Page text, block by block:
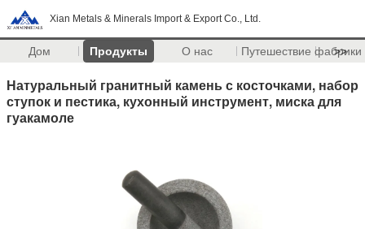
Xian Metals & Minerals Import & Export Co., Ltd.
Дом Продукты О нас Путешествие фабрики
>>
Натуральный гранитный камень с косточками, набор
ступок и пестика, кухонный инструмент, миска для
гуакамоле